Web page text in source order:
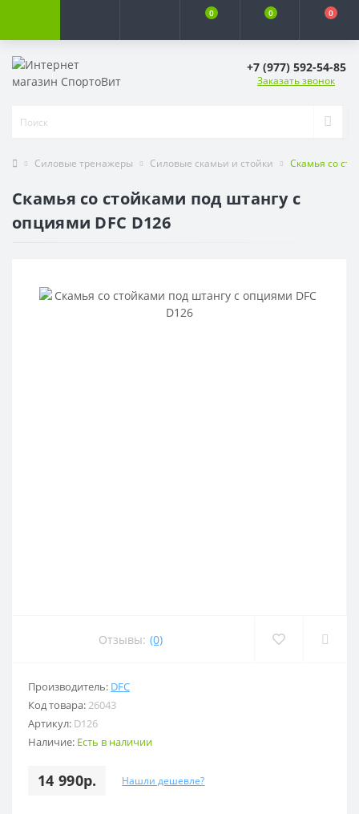
0 0 0
+7 (977) 592-54-85
Заказать звонок
Силовые тренажеры Силовые скамьи и стойки Скамья со
Скамья со стойками под штангу с
опциями DFC D126
Отзывы: (0)
Производитель: DFC
Код товара:26043
Артикул: D126
Наличие: Есть в наличии
14 990р. Нашли дешевле?